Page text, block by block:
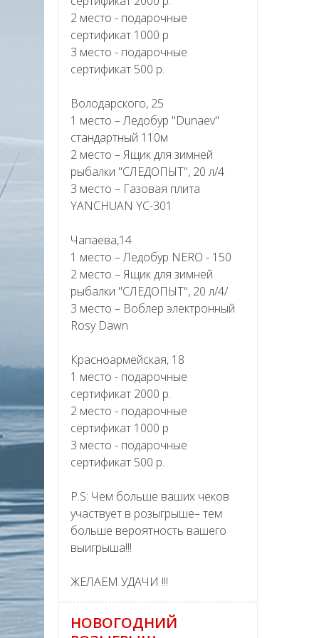
2 место - подарочные
сертификат 1000 р
3 место - подарочные
сертификат 500 р.
Володарского, 25
1 место – Ледобур "Dunaev"
стандартный 110м
2 место – Ящик для зимней
рыбалки "СЛЕДОПЫТ", 20 л/4
3 место – Газовая плита
YANCHUAN YC-301
Чапаева,14
1 место – Ледобур NERO - 150
2 место – Ящик для зимней
рыбалки "СЛЕДОПЫТ", 20 л/4/
3 место – Воблер электронный
Rosy Dawn
Красноармейская, 18
1 место - подарочные
сертификат 2000 р.
2 место - подарочные
сертификат 1000 р
3 место - подарочные
сертификат 500 р.
P.S: Чем больше ваших чеков
участвует в розыгрыше– тем
больше вероятность вашего
выигрыша!!!
ЖЕЛАЕМ УДАЧИ !!!
НОВОГОДНИЙ